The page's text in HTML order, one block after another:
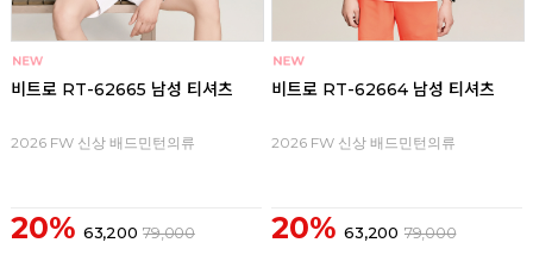
비트로 RT-62665 남성 티셔츠
2026 FW 신상 배드민턴의류
20% 63,200 79,000
비트로 RT-62664 남성 티셔츠
2026 FW 신상 배드민턴의류
20% 63,200 79,000